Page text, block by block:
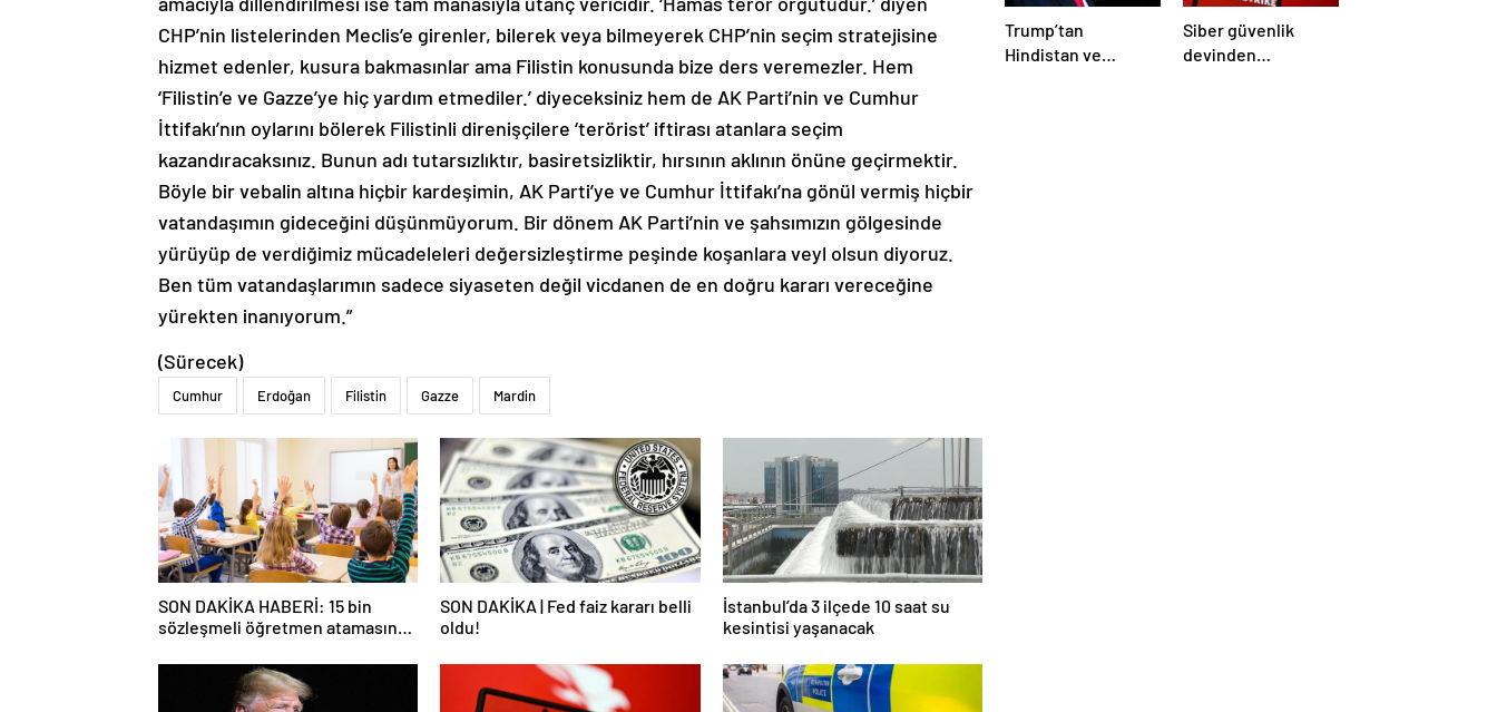
CHP’nin listelerinden Meclis’e girenler, bilerek veya bilmeyerek CHP’nin seçim stratejisine
hizmet edenler, kusura bakmasınlar ama Filistin konusunda bize ders veremezler. Hem
‘Filistin’e ve Gazze’ye hiç yardım etmediler.’ diyeceksiniz hem de AK Parti’nin ve Cumhur
İttifakı’nın oylarını bölerek Filistinli direnişçilere ‘terörist’ iftirası atanlara seçim
kazandıracaksınız. Bunun adı tutarsızlıktır, basiretsizliktir, hırsının aklının önüne geçirmektir.
Böyle bir vebalin altına hiçbir kardeşimin, AK Parti’ye ve Cumhur İttifakı’na gönül vermiş hiçbir
vatandaşımın gideceğini düşünmüyorum. Bir dönem AK Parti’nin ve şahsımızın gölgesinde
yürüyüp de verdiğimiz mücadeleleri değersizleştirme peşinde koşanlara veyl olsun diyoruz.
Ben tüm vatandaşlarımın sadece siyaseten değil vicdanen de en doğru kararı vereceğine
yürekten inanıyorum.”
Cumhur Erdoğan Filistin Gazze Mardin
SON DAKİKA HABERİ: 15 bin
sözleşmeli öğretmen atamasında
sözlü sınava hak kazanan adaylar
SON DAKİKA | Fed faiz kararı belli
oldu!
İstanbul’da 3 ilçede 10 saat su
kesintisi yaşanacak
Trump’tan
Hindistan ve
Pakistan’a
Siber güvenlik
devinden
çalışanlarına kötü